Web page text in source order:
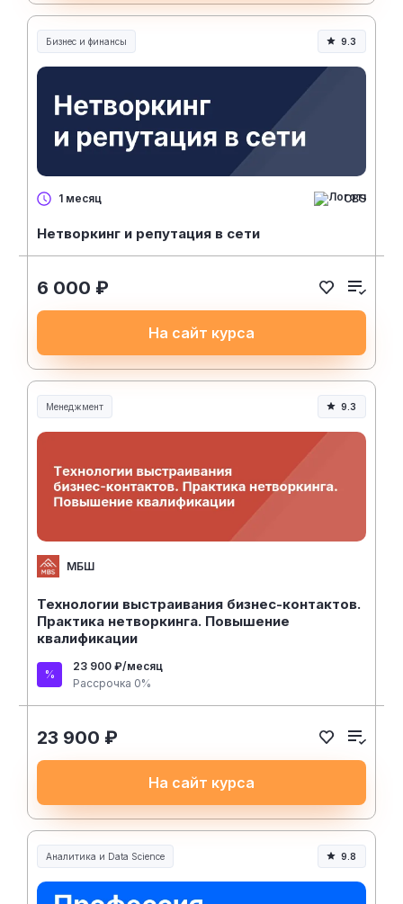
Бизнес и финансы 9.3
1 месяц CBS
Нетворкинг и репутация в сети
6 000 ₽
На сайт курса
Менеджмент
Менеджмент и управление
9.3
МБШ
Технологии выстраивания бизнес-контактов.
Практика нетворкинга. Повышение
квалификации
23 900 ₽/месяц
Рассрочка 0%
23 900 ₽
На сайт курса
Аналитика и Data Science 9.8